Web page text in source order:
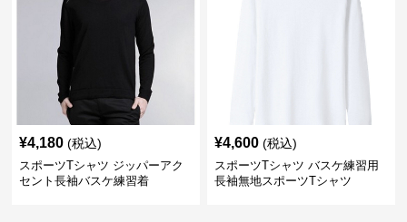
¥4,180 (税込)
スポーツTシャツ ジッパーアク
セント長袖バスケ練習着
¥4,600 (税込)
スポーツTシャツ バスケ練習用
長袖無地スポーツTシャツ